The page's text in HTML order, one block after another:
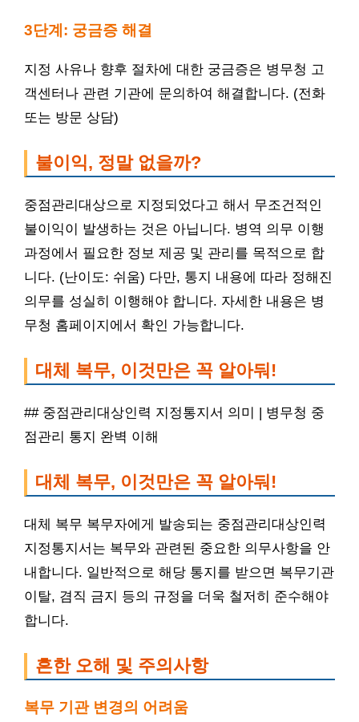
3단계: 궁금증 해결
지정 사유나 향후 절차에 대한 궁금증은 병무청 고
객센터나 관련 기관에 문의하여 해결합니다. (전화
또는 방문 상담)
불이익, 정말 없을까?
중점관리대상으로 지정되었다고 해서 무조건적인
불이익이 발생하는 것은 아닙니다. 병역 의무 이행
과정에서 필요한 정보 제공 및 관리를 목적으로 합
니다. (난이도: 쉬움) 다만, 통지 내용에 따라 정해진
의무를 성실히 이행해야 합니다. 자세한 내용은 병
무청 홈페이지에서 확인 가능합니다.
대체 복무, 이것만은 꼭 알아둬!
## 중점관리대상인력 지정통지서 의미 | 병무청 중
점관리 통지 완벽 이해
대체 복무, 이것만은 꼭 알아둬!
대체 복무 복무자에게 발송되는 중점관리대상인력
지정통지서는 복무와 관련된 중요한 의무사항을 안
내합니다. 일반적으로 해당 통지를 받으면 복무기관
이탈, 겸직 금지 등의 규정을 더욱 철저히 준수해야
합니다.
흔한 오해 및 주의사항
복무 기관 변경의 어려움